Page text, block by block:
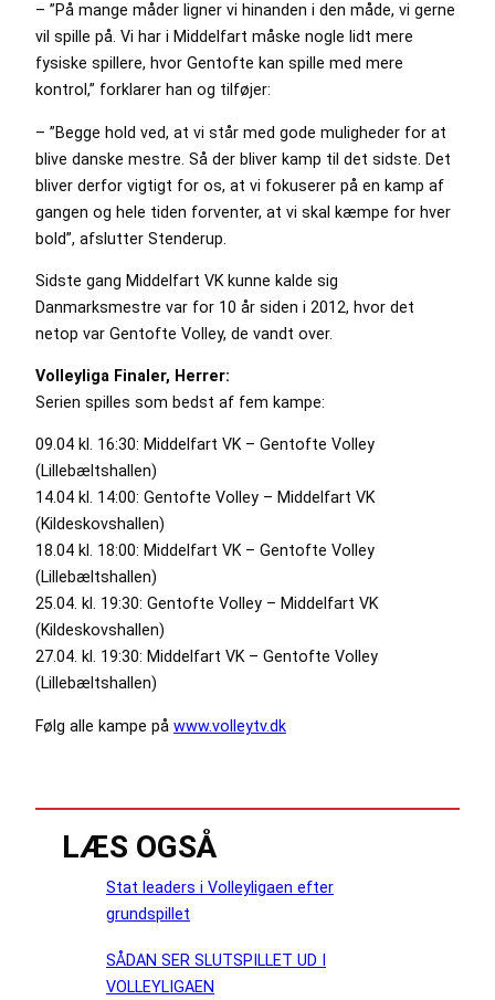
– ”På mange måder ligner vi hinanden i den måde, vi gerne
vil spille på. Vi har i Middelfart måske nogle lidt mere
fysiske spillere, hvor Gentofte kan spille med mere
kontrol,” forklarer han og tilføjer:
– ”Begge hold ved, at vi står med gode muligheder for at
blive danske mestre. Så der bliver kamp til det sidste. Det
bliver derfor vigtigt for os, at vi fokuserer på en kamp af
gangen og hele tiden forventer, at vi skal kæmpe for hver
bold”, afslutter Stenderup.
Sidste gang Middelfart VK kunne kalde sig
Danmarksmestre var for 10 år siden i 2012, hvor det
netop var Gentofte Volley, de vandt over.
Volleyliga Finaler, Herrer:
Serien spilles som bedst af fem kampe:
09.04 kl. 16:30: Middelfart VK – Gentofte Volley
(Lillebæltshallen)
14.04 kl. 14:00: Gentofte Volley – Middelfart VK
(Kildeskovshallen)
18.04 kl. 18:00: Middelfart VK – Gentofte Volley
(Lillebæltshallen)
25.04. kl. 19:30: Gentofte Volley – Middelfart VK
(Kildeskovshallen)
27.04. kl. 19:30: Middelfart VK – Gentofte Volley
(Lillebæltshallen)
Følg alle kampe på www.volleytv.dk
LÆS OGSÅ
Stat leaders i Volleyligaen efter
grundspillet
SÅDAN SER SLUTSPILLET UD I
VOLLEYLIGAEN